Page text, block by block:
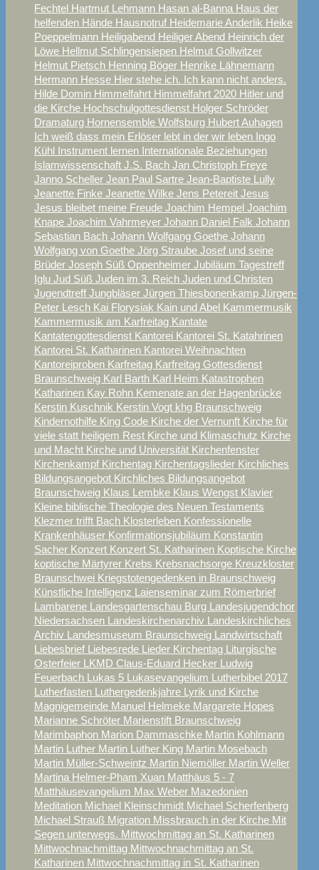
Fechtel Hartmut Lehmann Hasan al-Banna Haus der
helfenden Hände Hausnotruf Heidemarie Anderlik Heike
Poeppelmann Heiligabend Heiliger Abend Heinrich der
Löwe Hellmut Schlingensiepen Helmut Gollwitzer
Helmut Pietsch Henning Böger Henrike Lähnemann
Hermann Hesse Hier stehe ich. Ich kann nicht anders.
Hilde Domin Himmelfahrt Himmelfahrt 2020 Hitler und
die Kirche Hochschulgottesdienst Holger Schröder
Dramaturg Hornensemble Wolfsburg Hubert Auhagen
Ich weiß dass mein Erlöser lebt in der wir leben Ingo
Kühl Instrument lernen Internationale Beziehungen
Islamwissenschaft J.S. Bach Jan Christoph Freye
Janno Scheller Jean Paul Sartre Jean-Baptiste Lully
Jeanette Finke Jeanette Wilke Jens Petereit Jesus
Jesus bleibet meine Freude Joachim Hempel Joachim
Knape Joachim Vahrmeyer Johann Daniel Falk Johann
Sebastian Bach Johann Wolfgang Goethe Johann
Wolfgang von Goethe Jörg Straube Josef und seine
Brüder Joseph Süß Oppenheimer Jubiläum Tagestreff
Iglu Jud Süß Juden im 3. Reich Juden und Christen
Jugendtreff Jungbläser Jürgen Thiesbonenkamp Jürgen-
Peter Lesch Kai Florysiak Kain und Abel Kammermusik
Kammermusik am Karfreitag Kantate
Kantatengottesdienst Kantorei Kantorei St. Katahrinen
Kantorei St. Katharinen Kantorei Weihnachten
Kantoreiproben Karfreitag Karfreitag Gottesdienst
Braunschweig Karl Barth Karl Heim Katastrophen
Katharinen Kay Rohn Kemenate an der Hagenbrücke
Kerstin Kuschnik Kerstin Vogt khg Braunschweig
Kindernothilfe King Code Kirche der Vernunft Kirche für
viele statt heiligem Rest Kirche und Klimaschutz Kirche
und Macht Kirche und Universität Kirchenfenster
Kirchenkampf Kirchentag Kirchentagslieder Kirchliches
Bildungsangebot Kirchliches Bildungsangebot
Braunschweig Klaus Lembke Klaus Wengst Klavier
Kleine biblische Theologie des Neuen Testaments
Klezmer trifft Bach Klosterleben Konfessionelle
Krankenhäuser Konfirmationsjubiläum Konstantin
Sacher Konzert Konzert St. Katharinen Koptische Kirche
koptische Märtyrer Krebs Krebsnachsorge Kreuzkloster
Braunschwei Kriegstotengedenken in Braunschweig
Künstliche Intelligenz Laienseminar zum Römerbrief
Lambarene Landesgartenschau Burg Landesjugendchor
Niedersachsen Landeskirchenarchiv Landeskirchliches
Archiv Landesmuseum Braunschweig Landwirtschaft
Liebesbrief Liebesrede Lieder Kirchentag Liturgische
Osterfeier LKMD Claus-Eduard Hecker Ludwig
Feuerbach Lukas 5 Lukasevangelium Lutherbibel 2017
Lutherfasten Luthergedenkjahre Lyrik und Kirche
Magnigemeinde Manuel Helmeke Margarete Hopes
Marianne Schröter Marienstift Braunschweig
Marimbaphon Marion Dammaschke Martin Kohlmann
Martin Luther Martin Luther King Martin Mosebach
Martin Müller-Schweintz Martin Niemöller Martin Weller
Martina Helmer-Pham Xuan Matthäus 5 - 7
Matthäusevangelium Max Weber Mazedonien
Meditation Michael Kleinschmidt Michael Scherfenberg
Michael Strauß Migration Missbrauch in der Kirche Mit
Segen unterwegs. Mittwochmittag an St. Katharinen
Mittwochnachmittag Mittwochnachmittag an St.
Katharinen Mittwochnachmittag in St. Katharinen